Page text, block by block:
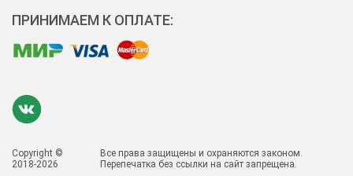
ПРИНИМАЕМ К ОПЛАТЕ:
Copyright ©
2018-2026
Все права защищены и охраняются законом.
Перепечатка без ссылки на сайт запрещена.